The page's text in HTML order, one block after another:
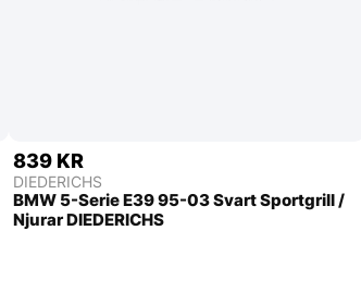
839 KR
DIEDERICHS
BMW 5-Serie E39 95-03 Svart Sportgrill /
Njurar DIEDERICHS